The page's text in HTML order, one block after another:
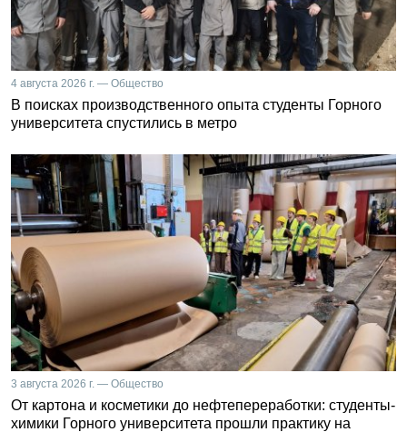
4 августа 2026 г. — Общество
В поисках производственного опыта студенты Горного
университета спустились в метро
3 августа 2026 г. — Общество
От картона и косметики до нефтепереработки: студенты-
химики Горного университета прошли практику на